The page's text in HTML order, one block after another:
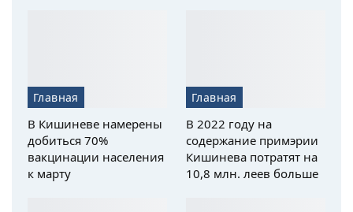
Главная
В Кишиневе намерены
добиться 70%
вакцинации населения
к марту
Главная
В 2022 году на
содержание примэрии
Кишинева потратят на
10,8 млн. леев больше